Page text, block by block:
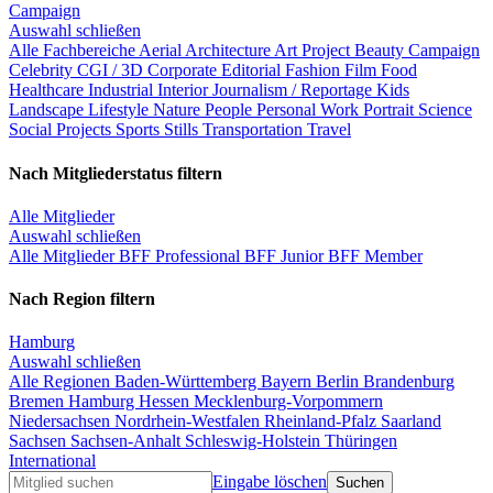
Campaign
Auswahl schließen
Alle Fachbereiche Aerial Architecture Art Project Beauty Campaign
Celebrity CGI / 3D Corporate Editorial Fashion Film Food
Healthcare Industrial InteriorJournalism / Reportage Kids
Landscape Lifestyle Nature People Personal Work Portrait Science
Social Projects Sports Stills Transportation Travel
Nach Mitgliederstatus filtern
Alle Mitglieder
Auswahl schließen
Alle MitgliederBFF Professional BFF JuniorBFF Member
Nach Region filtern
Hamburg
Auswahl schließen
Alle Regionen Baden-Württemberg Bayern Berlin Brandenburg
Bremen Hamburg Hessen Mecklenburg-Vorpommern
Niedersachsen Nordrhein-Westfalen Rheinland-Pfalz Saarland
Sachsen Sachsen-Anhalt Schleswig-Holstein Thüringen
International
Eingabe löschen